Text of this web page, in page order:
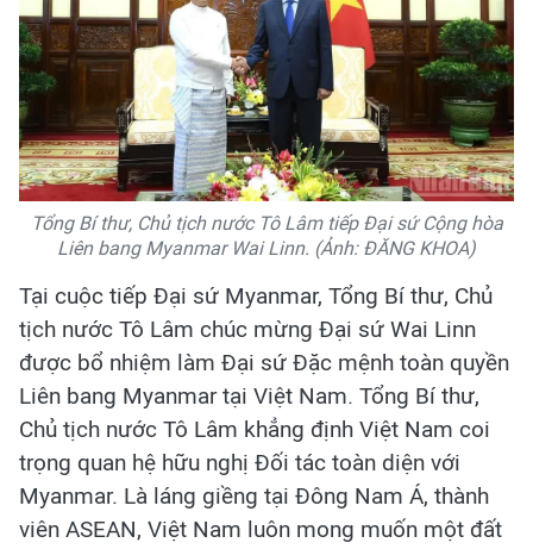
Tổng Bí thư, Chủ tịch nước Tô Lâm tiếp Đại sứ Cộng hòa
Liên bang Myanmar Wai Linn. (Ảnh: ĐĂNG KHOA)
Tại cuộc tiếp Đại sứ Myanmar, Tổng Bí thư, Chủ
tịch nước Tô Lâm chúc mừng Đại sứ Wai Linn
được bổ nhiệm làm Đại sứ Đặc mệnh toàn quyền
Liên bang Myanmar tại Việt Nam. Tổng Bí thư,
Chủ tịch nước Tô Lâm khẳng định Việt Nam coi
trọng quan hệ hữu nghị Đối tác toàn diện với
Myanmar. Là láng giềng tại Đông Nam Á, thành
viên ASEAN, Việt Nam luôn mong muốn một đất